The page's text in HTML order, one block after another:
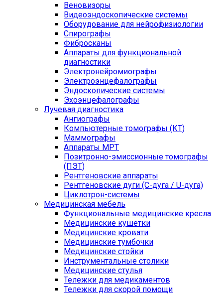
Веновизоры
Видеоэндоскопические системы
Оборудование для нейрофизиологии
Спирографы
Фибросканы
Аппараты для функциональной
диагностики
Электронейромиографы
Электроэнцефалографы
Эндоскопические системы
Эхоэнцефалографы
Лучевая диагностика
Ангиографы
Компьютерные томографы (КТ)
Маммографы
Аппараты МРТ
Позитронно-эмиссионные томографы
(ПЭТ)
Рентгеновские аппараты
Рентгеновские дуги (С-дуга / U-дуга)
Циклотрон-системы
Медицинская мебель
Функциональные медицинские кресла
Медицинские кушетки
Медицинские кровати
Медицинские тумбочки
Медицинские стойки
Инструментальные столики
Медицинские стулья
Тележки для медикаментов
Тележки для скорой помощи